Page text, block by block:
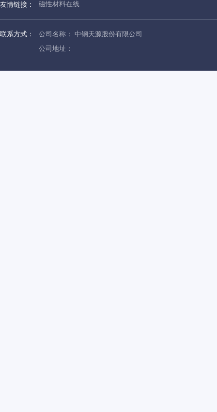
友情链接： 磁性材料在线
联系方式：
公司名称： 中钢天源股份有限公司
公司地址：